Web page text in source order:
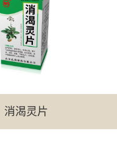
消渴灵片